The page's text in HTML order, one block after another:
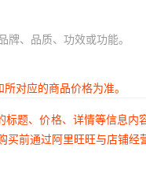
、品质、功效或功能。
对应的商品价格为准。
题、价格、详情等信息
前通过阿里旺旺与店铺